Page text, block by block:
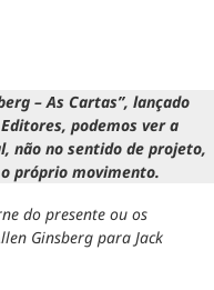
– As Cartas”, lançado
podemos ver a
não no sentido de projeto,
próprio movimento.
do presente ou os
Ginsberg para Jack